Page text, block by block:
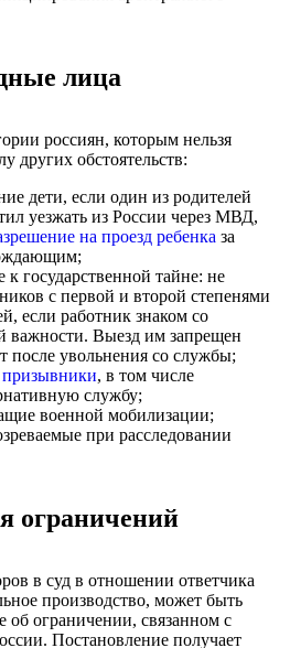
лица
россиян, которым нельзя
других обстоятельств:
дети, если один из родителей
уезжать из России через МВД,
на проезд ребенка за
государственной тайне: не
с первой и второй степенями
если работник знаком со
важности. Выезд им запрещен
после увольнения со службы;
призывники, в том числе
службу;
военной мобилизации;
при расследовании
ограничений
в суд в отношении ответчика
производство, может быть
об ограничении, связанном с
Постановление получает